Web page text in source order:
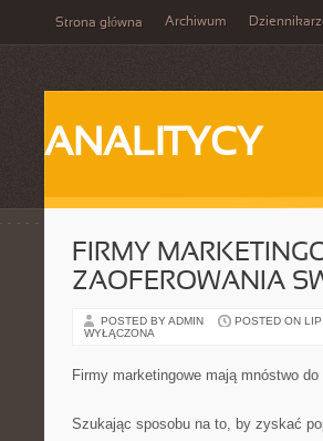
Strona główna Archiwum
ANALITYCY
FIRMY
ZAOFEROWANIA
POSTED BY ADMIN POSTED ON
WYŁĄCZONA
Firmy marketingowe mają mnóstwo
Szukając sposobu na to, by zyskać